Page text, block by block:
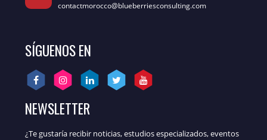
contactmorocco@blueberriesconsulting.com
SÍGUENOS EN
NEWSLETTER
¿Te gustaría recibir noticias, estudios especializados, eventos